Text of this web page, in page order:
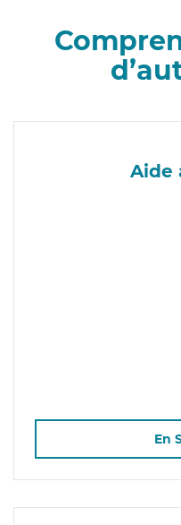
Aide
En